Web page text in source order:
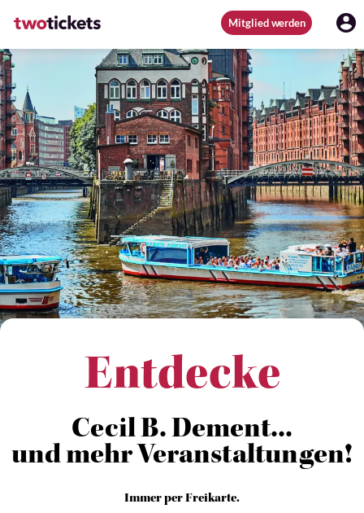
Mitglied werden
Entdecke
Cecil B. Dement...
und mehr Veranstaltungen!
Immer per Freikarte.